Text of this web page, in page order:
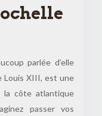
parlée d’elle
Louis XIII, est une
la côte atlantique
passer vos